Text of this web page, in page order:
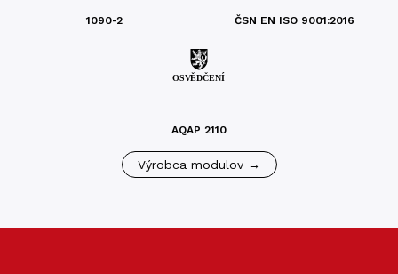
1090-2 ČSN EN ISO 9001:2016
AQAP 2110
Výrobca modulov →